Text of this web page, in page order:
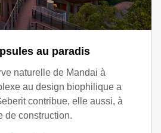
au paradis
naturelle de Mandai à
au design biophilique a
contribue, elle aussi, à
de construction.